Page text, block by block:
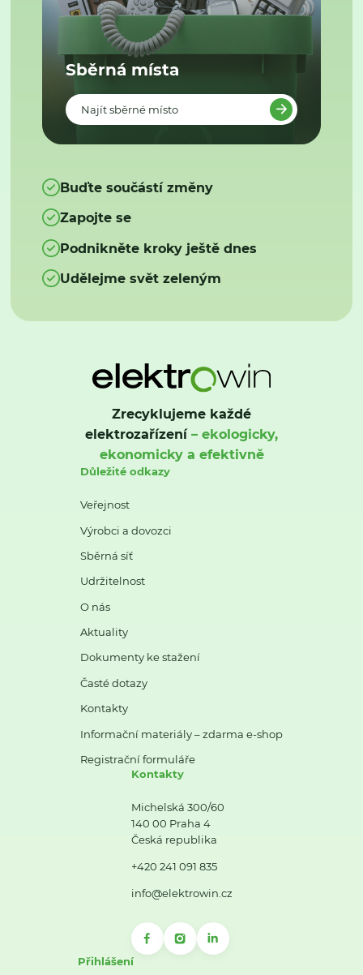
Sběrná místa
Najít sběrné místo
Buďte součástí změny
Zapojte se
Podnikněte kroky ještě dnes
Udělejme svět zeleným
Zrecyklujeme každé
elektrozařízení– ekologicky,
ekonomicky a efektivně
Důležité odkazy
Veřejnost
Výrobci a dovozci
Sběrná síť
Udržitelnost
O nás
Aktuality
Dokumenty ke stažení
Časté dotazy
Kontakty
Informační materiály – zdarma e-shop
Registrační formuláře
Kontakty
Michelská 300/60
140 00 Praha 4
Česká republika
+420 241 091 835
info@elektrowin.cz
Přihlášení